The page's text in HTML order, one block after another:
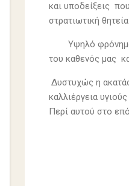
και υποδείξεις
στρατιωτική
Υψηλό
του καθενός μας
Δυστυχώς η
καλλιέργεια
Περί αυτού στο